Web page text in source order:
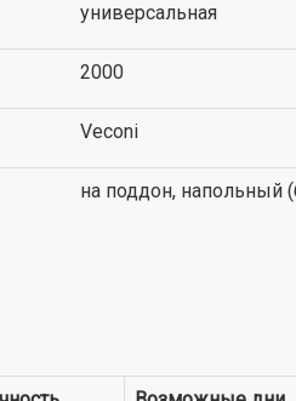
универсальная
2000
Veconi
на поддон, напольный